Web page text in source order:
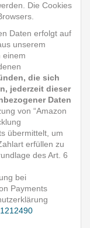
Die Cookies
Daten erfolgt auf
unserem
einem
die sich
jederzeit dieser
Daten
von “Amazon
übermittelt, um
erfüllen zu
des Art. 6
bei
Payments